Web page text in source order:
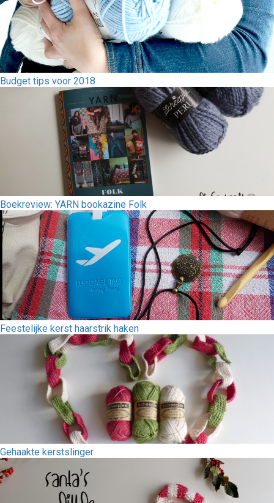
Budget tips voor 2018
Boekreview: YARN bookazine Folk
Feestelijke kerst haarstrik haken
Gehaakte kerstslinger